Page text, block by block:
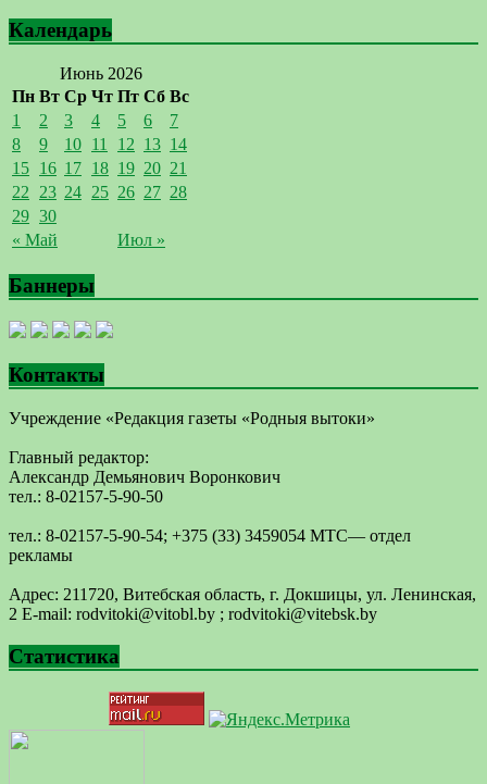
Календарь
Июнь 2026
Пн Вт Ср Чт Пт Сб Вс
« Май Июл »
1 2 3 4 5 6
7
8
9 10 11 12 13 14
15 16 17 18 19 20 21
22 23 24 25 26 27 28
29 30
Баннеры
Контакты
Учреждение «Редакция газеты «Родныя вытоки»
Главный редактор:
Александр Демьянович Воронкович
тел.: 8-02157-5-90-50
тел.: 8-02157-5-90-54; +375 (33) 3459054 МТС— отдел
рекламы
Адрес: 211720, Витебская область, г. Докшицы, ул. Ленинская,
2 E-mail: ​rodvitoki@​​vitobl​.by ; rodvitoki@vitebsk.by
Статистика